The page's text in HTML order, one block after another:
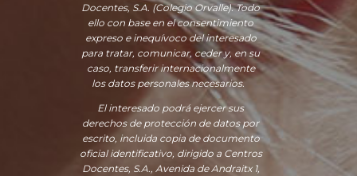
Docentes, S.A. (Colegio Orvalle). Todo
ello con base en el consentimiento
expreso e inequívoco del interesado
para tratar, comunicar, ceder y, en su
caso, transferir internacionalmente
los datos personales necesarios.
El interesado podrá ejercer sus
derechos de protección de datos por
escrito, incluida copia de documento
oficial identificativo, dirigido a Centros
Docentes, S.A., Avenida de Andraitx 1,